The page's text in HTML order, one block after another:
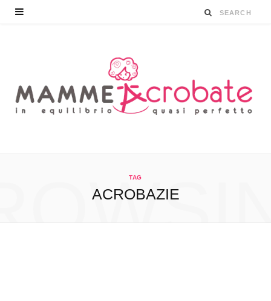
TAG
ACROBAZIE